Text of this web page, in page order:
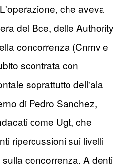
che aveva
del Bce, delle Authority
concorrenza (Cnmv e
scontrata con
soprattutto dell'ala
di Pedro Sanchez,
come Ugt, che
ripercussioni sui livelli
concorrenza. A denti